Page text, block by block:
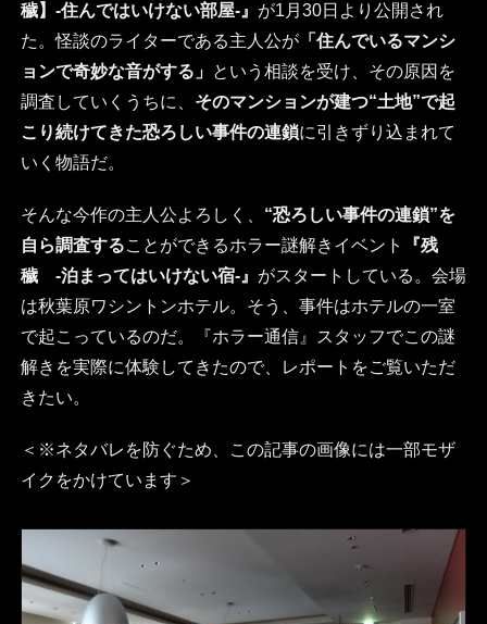
穢】-住んではいけない部屋-』 が1月30日より公開され
た。怪談のライターである主人公が「住んでいるマンシ
ョンで奇妙な音がする」 という相談を受け、その原因を
調査していくうちに、 そのマンションが建つ“土地”で起
こり続けてきた恐ろしい事件の連鎖に引きずり込まれて
いく物語だ。
そんな今作の主人公よろしく、 “恐ろしい事件の連鎖”を
自ら調査することができるホラー謎解きイベント
『残
穢 -泊まってはいけない宿-』 がスタートしている。会場
は秋葉原ワシントンホテル。そう、事件はホテルの一室
で起こっているのだ。『ホラー通信』スタッフでこの謎
解きを実際に体験してきたので、レポートをご覧いただ
きたい。
＜※ネタバレを防ぐため、この記事の画像には一部モザ
イクをかけています＞